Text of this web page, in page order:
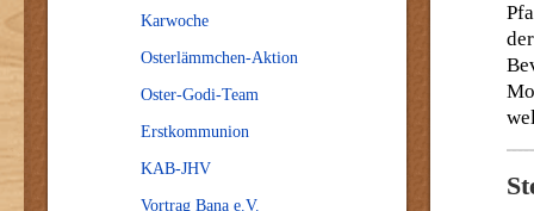
Karwoche
Osterlämmchen-Aktion
Oster-Godi-Team
Erstkommunion
KAB-JHV
Vortrag Bana e.V.